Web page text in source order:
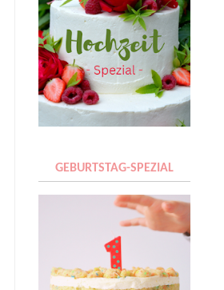
GEBURTSTAG-SPEZIAL